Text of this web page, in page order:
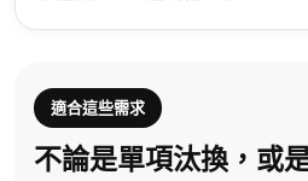
適合這些需求
不論是單項汰換，或